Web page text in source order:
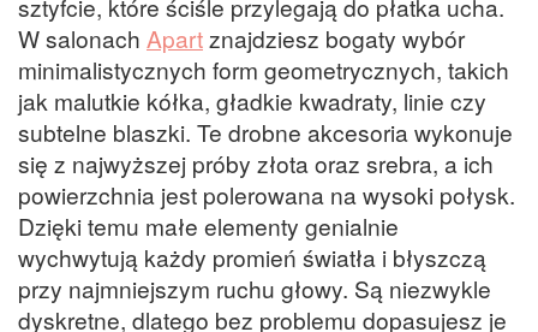
sztyfcie, które ściśle przylegają do płatka ucha.
W salonach Apartznajdziesz bogaty wybór
minimalistycznych form geometrycznych, takich
jak malutkie kółka, gładkie kwadraty, linie czy
subtelne blaszki. Te drobne akcesoria wykonuje
się z najwyższej próby złota oraz srebra, a ich
powierzchnia jest polerowana na wysoki połysk.
Dzięki temu małe elementy genialnie
wychwytują każdy promień światła i błyszczą
przy najmniejszym ruchu głowy. Są niezwykle
dyskretne, dlatego bez problemu dopasujesz je